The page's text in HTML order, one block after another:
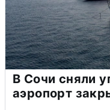
В Сочи сняли
аэропорт